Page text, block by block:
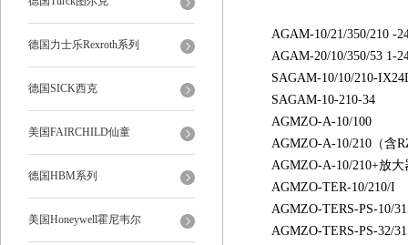
德国力士乐Rexroth系列
德国SICK西克
美国FAIRCHILD仙童
德国HBM系列
美国Honeywell霍尼韦尔
AGAM-10/21/350/210 -
AGAM-20/10/350/53 1-
SAGAM-10/10/210-
SAGAM-10-210-34
AGMZO-A-10/100
AGMZO-A-10/210 （含
AGMZO-A-10/210+放大
AGMZO-TER-10/210/I
AGMZO-TERS-PS-10/
AGMZO-TERS-PS-32/